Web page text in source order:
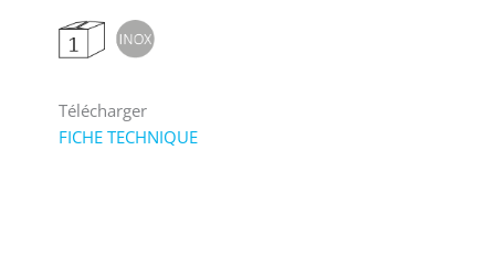
Télécharger
FICHE TECHNIQUE